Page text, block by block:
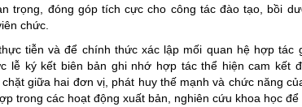
trọng, đóng góp tích cực cho công tác đào tạo, bồi
chức.
tiễn và để chính thức xác lập mối quan hệ hợp tác
lễ ký kết biên bản ghi nhớ hợp tác thể hiện cam kết
giữa hai đơn vị, phát huy thế mạnh và chức năng
trong các hoạt động xuất bản, nghiên cứu khoa học để